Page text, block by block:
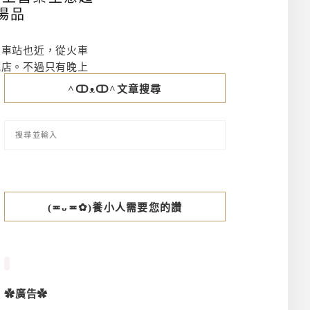
品
站也近，從火車
。不過只有晚上
^ↀᴥↀ^文章搜尋
(≖ᴗ≖✿)養小人需要您的讚
✿廣告✿